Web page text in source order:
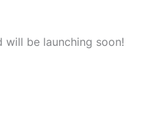
will be launching soon!